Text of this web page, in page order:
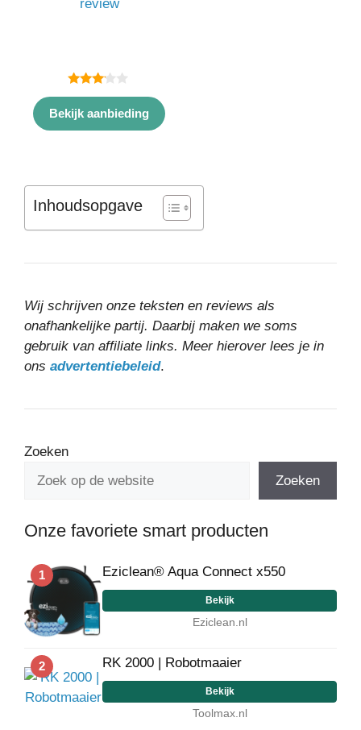
review
3.00
van 5
Bekijk aanbieding
Inhoudsopgave
Wij schrijven onze teksten en reviews als
onafhankelijke partij. Daarbij maken we soms
gebruik van affiliate links. Meer hierover lees je in
ons advertentiebeleid.
Zoeken
Zoeken
Onze favoriete smart producten
1 Eziclean® Aqua Connect x550
Bekijk
Eziclean.nl
2 RK 2000 | Robotmaaier
Bekijk
Toolmax.nl